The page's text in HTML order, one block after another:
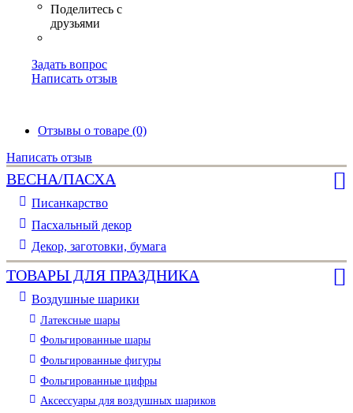
Задать вопрос
Написать отзыв
Отзывы о товаре (0)
Написать отзыв
ВЕСНА/ПАСХА
Писанкарство
Пасхальный декор
Декор, заготовки, бумага
ТОВАРЫ ДЛЯ ПРАЗДНИКА
Воздушные шарики
Латексные шары
Фольгированные шары
Фольгированные фигуры
Фольгированные цифры
Аксессуары для воздушных шариков